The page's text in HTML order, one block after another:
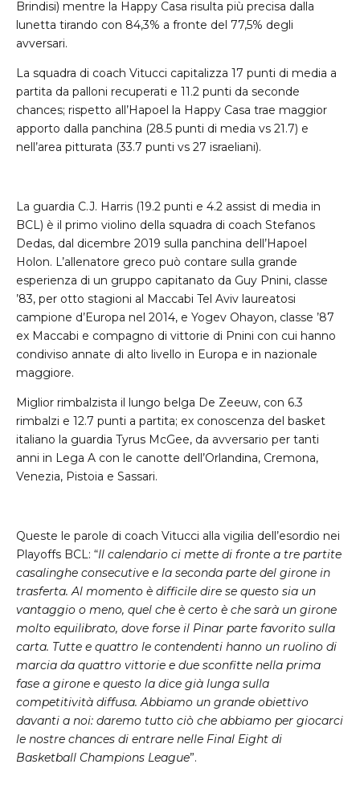
Brindisi) mentre la Happy Casa risulta più precisa dalla
lunetta tirando con 84,3% a fronte del 77,5% degli
avversari.
La squadra di coach Vitucci capitalizza 17 punti di media a
partita da palloni recuperati e 11.2 punti da seconde
chances; rispetto all’Hapoel la Happy Casa trae maggior
apporto dalla panchina (28.5 punti di media vs 21.7) e
nell’area pitturata (33.7 punti vs 27 israeliani).
La guardia C.J. Harris (19.2 punti e 4.2 assist di media in
BCL) è il primo violino della squadra di coach Stefanos
Dedas, dal dicembre 2019 sulla panchina dell’Hapoel
Holon. L’allenatore greco può contare sulla grande
esperienza di un gruppo capitanato da Guy Pnini, classe
’83, per otto stagioni al Maccabi Tel Aviv laureatosi
campione d’Europa nel 2014, e Yogev Ohayon, classe ’87
ex Maccabi e compagno di vittorie di Pnini con cui hanno
condiviso annate di alto livello in Europa e in nazionale
maggiore.
Miglior rimbalzista il lungo belga De Zeeuw, con 6.3
rimbalzi e 12.7 punti a partita; ex conoscenza del basket
italiano la guardia Tyrus McGee, da avversario per tanti
anni in Lega A con le canotte dell’Orlandina, Cremona,
Venezia, Pistoia e Sassari.
Queste le parole di coach Vitucci alla vigilia dell’esordio nei
Playoffs BCL: “Il calendario ci mette di fronte a tre partite
casalinghe consecutive e la seconda parte del girone in
trasferta. Al momento è difficile dire se questo sia un
vantaggio o meno, quel che è certo è che sarà un girone
molto equilibrato, dove forse il Pinar parte favorito sulla
carta. Tutte e quattro le contendenti hanno un ruolino di
marcia da quattro vittorie e due sconfitte nella prima
fase a girone e questo la dice già lunga sulla
competitività diffusa. Abbiamo un grande obiettivo
davanti a noi: daremo tutto ciò che abbiamo per giocarci
le nostre chances di entrare nelle Final Eight di
Basketball Champions League”.